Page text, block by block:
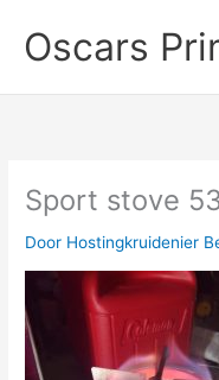
naar
inhoud
Oscars
Sport stove
Door Hostingkruidenier